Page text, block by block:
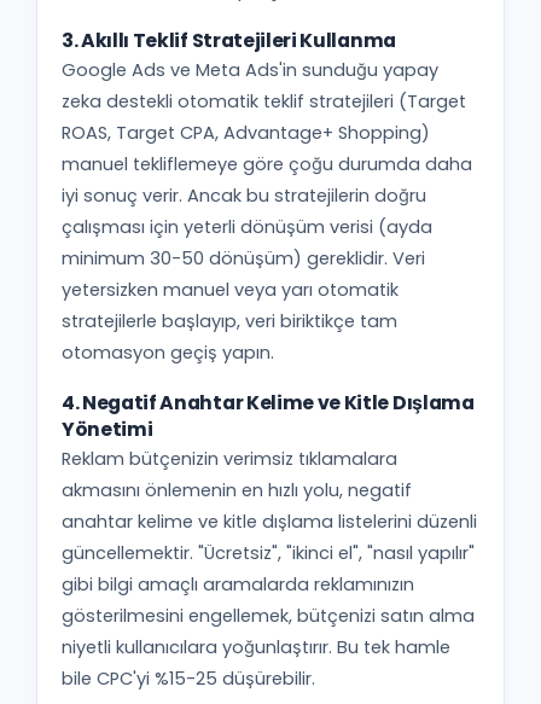
3. Akıllı Teklif Stratejileri Kullanma
Google Ads ve Meta Ads'in sunduğu yapay
zeka destekli otomatik teklif stratejileri (Target
ROAS, Target CPA, Advantage+ Shopping)
manuel tekliflemeye göre çoğu durumda daha
iyi sonuç verir. Ancak bu stratejilerin doğru
çalışması için yeterli dönüşüm verisi (ayda
minimum 30-50 dönüşüm) gereklidir. Veri
yetersizken manuel veya yarı otomatik
stratejilerle başlayıp, veri biriktikçe tam
otomasyon geçiş yapın.
4. Negatif Anahtar Kelime ve Kitle Dışlama
Yönetimi
Reklam bütçenizin verimsiz tıklamalara
akmasını önlemenin en hızlı yolu, negatif
anahtar kelime ve kitle dışlama listelerini düzenli
güncellemektir. "Ücretsiz", "ikinci el", "nasıl yapılır"
gibi bilgi amaçlı aramalarda reklamınızın
gösterilmesini engellemek, bütçenizi satın alma
niyetli kullanıcılara yoğunlaştırır. Bu tek hamle
bile CPC'yi %15-25 düşürebilir.